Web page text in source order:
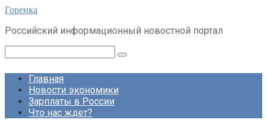
Перейти
контенту
Горенка
Российский информационный новостной портал
Главная
Новости экономики
Зарплаты в России
Что нас ждет?